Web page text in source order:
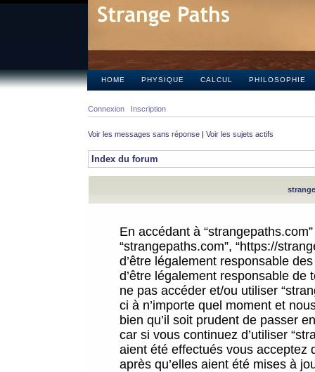
HOME PHYSIQUE CALCUL PHILOSOPHIE
Connexion Inscription
Voir les messages sans réponse | Voir les sujets actifs
Index du forum
En accédant à
“strangepaths.com”, “https://
d’être légalement responsable
d’être légalement responsable
ne pas accéder et/ou utiliser
ci à n’importe quel moment et
bien qu’il soit prudent de passer
car si vous continuez d’utiliser
aient été effectués vous acceptez
après qu’elles aient été mises à